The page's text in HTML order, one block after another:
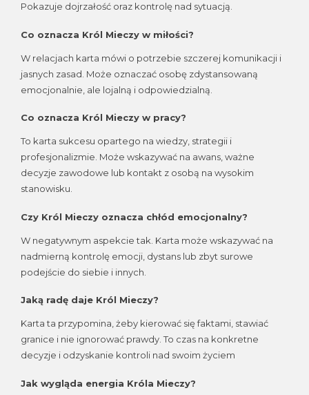
Pokazuje dojrzałość oraz kontrolę nad sytuacją.
Co oznacza Król Mieczy w miłości?
W relacjach karta mówi o potrzebie szczerej komunikacji i
jasnych zasad. Może oznaczać osobę zdystansowaną
emocjonalnie, ale lojalną i odpowiedzialną.
Co oznacza Król Mieczy w pracy?
To karta sukcesu opartego na wiedzy, strategii i
profesjonalizmie. Może wskazywać na awans, ważne
decyzje zawodowe lub kontakt z osobą na wysokim
stanowisku.
Czy Król Mieczy oznacza chłód emocjonalny?
W negatywnym aspekcie tak. Karta może wskazywać na
nadmierną kontrolę emocji, dystans lub zbyt surowe
podejście do siebie i innych.
Jaką radę daje Król Mieczy?
Karta ta przypomina, żeby kierować się faktami, stawiać
granice i nie ignorować prawdy. To czas na konkretne
decyzje i odzyskanie kontroli nad swoim życiem
Jak wygląda energia Króla Mieczy?